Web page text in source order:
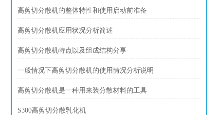
高剪切分散机的整体特性和使用启动前准备
高剪切分散机应用状况分析简述
高剪切分散机特点以及组成结构分享
一般情况下高剪切分散机的使用情况分析说明
高剪切分散机是一种用来装分散材料的工具
S300高剪切分散乳化机